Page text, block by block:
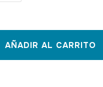
AÑADIR AL CARRITO